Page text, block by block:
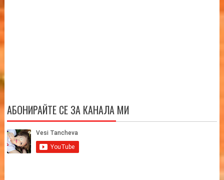
АБОНИРАЙТЕ СЕ ЗА КАНАЛА МИ